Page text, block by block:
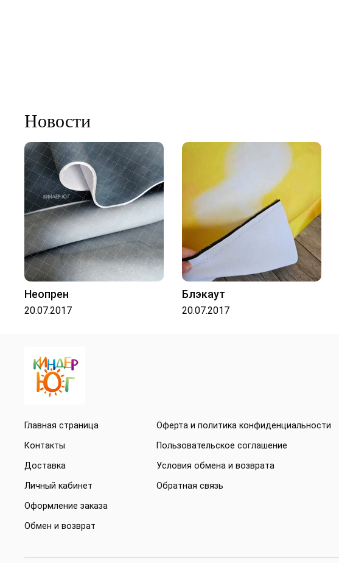
Новости
Неопрен
20.07.2017
Блэкаут
20.07.2017
Главная страница
Контакты
Доставка
Личный кабинет
Оформление заказа
Обмен и возврат
Оферта и политика конфиденциальности
Пользовательское соглашение
Условия обмена и возврата
Обратная связь